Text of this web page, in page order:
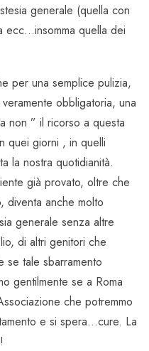
generale (quella con
ecc…insomma quella dei
per una semplice pulizia,
obbligatoria, una
non ” il ricorso a questa
quei giorni , in quelli
la nostra quotidianità.
già provato, oltre che
diventa anche molto
generale senza altre
di altri genitori che
se tale sbarramento
gentilmente se a Roma
che potremmo
e si spera…cure. La